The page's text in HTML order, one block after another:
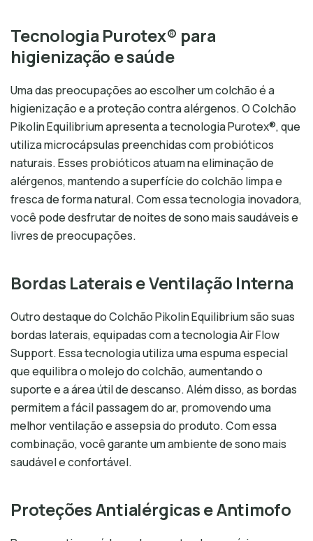
Tecnologia Purotex® para
higienização e saúde
Uma das preocupações ao escolher um colchão é a
higienização e a proteção contra alérgenos. O Colchão
Pikolin Equilibrium apresenta a tecnologia Purotex®, que
utiliza microcápsulas preenchidas com probióticos
naturais. Esses probióticos atuam na eliminação de
alérgenos, mantendo a superfície do colchão limpa e
fresca de forma natural. Com essa tecnologia inovadora,
você pode desfrutar de noites de sono mais saudáveis e
livres de preocupações.
Bordas Laterais e Ventilação Interna
Outro destaque do Colchão Pikolin Equilibrium são suas
bordas laterais, equipadas com a tecnologia Air Flow
Support. Essa tecnologia utiliza uma espuma especial
que equilibra o molejo do colchão, aumentando o
suporte e a área útil de descanso. Além disso, as bordas
permitem a fácil passagem do ar, promovendo uma
melhor ventilação e assepsia do produto. Com essa
combinação, você garante um ambiente de sono mais
saudável e confortável.
Proteções Antialérgicas e Antimofo